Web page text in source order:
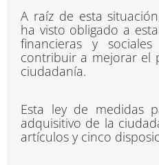
A raíz de esta
ha visto obligado a
financieras y
contribuir a mejorar el
ciudadanía.
Esta ley de medidas
adquisitivo de la
artículos y cinco